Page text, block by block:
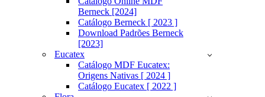
Berneck [2024]
Catálogo Berneck [ 2023 ]
Download Padrões Berneck
[2023]
Eucatex
Catálogo MDF Eucatex:
Origens Nativas [ 2024 ]
Catálogo Eucatex [ 2022 ]